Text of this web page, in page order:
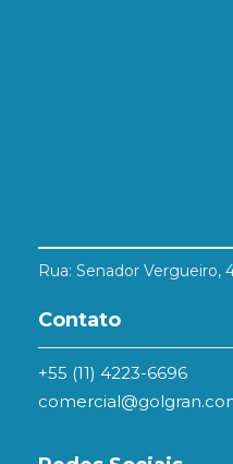
Rua: Senador Vergueiro,
Contato
+55 (11) 4223-6696